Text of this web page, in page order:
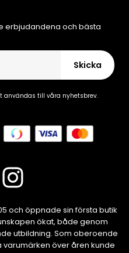
erbjudandena och bästa
Skicka
användas till våra nyhetsbrev.
och öppnade sin första butik
ökat, både genom
utbildning. Som oberoende
över åren kunde